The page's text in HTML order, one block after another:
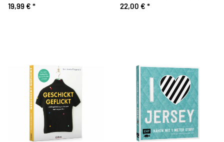
19,99 € *
TOPP
22,00 € *